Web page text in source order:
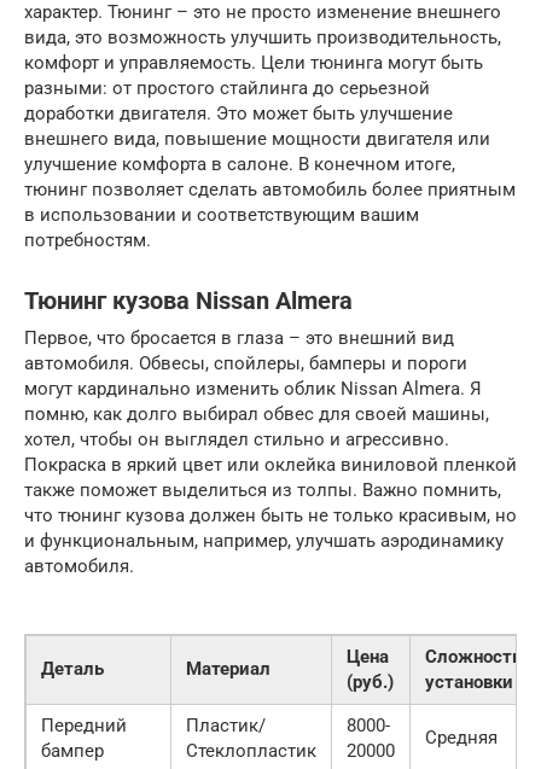
характер. Тюнинг – это не просто изменение внешнего
вида, это возможность улучшить производительность,
комфорт и управляемость. Цели тюнинга могут быть
разными: от простого стайлинга до серьезной
доработки двигателя. Это может быть улучшение
внешнего вида, повышение мощности двигателя или
улучшение комфорта в салоне. В конечном итоге,
тюнинг позволяет сделать автомобиль более приятным
в использовании и соответствующим вашим
потребностям.
Тюнинг кузова Nissan Almera
Первое, что бросается в глаза – это внешний вид
автомобиля. Обвесы, спойлеры, бамперы и пороги
могут кардинально изменить облик Nissan Almera. Я
помню, как долго выбирал обвес для своей машины,
хотел, чтобы он выглядел стильно и агрессивно.
Покраска в яркий цвет или оклейка виниловой пленкой
также поможет выделиться из толпы. Важно помнить,
что тюнинг кузова должен быть не только красивым, но
и функциональным, например, улучшать аэродинамику
автомобиля.
Деталь Материал
Цена
(руб.)
Сложность
установки
Передний
бампер
Пластик/
Стеклопластик
8000-
20000
Средняя